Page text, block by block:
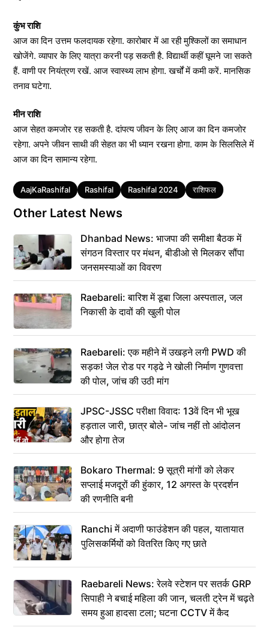
कुंभ राशि
आज का दिन उत्तम फलदायक रहेगा. कारोबार में आ रही मुश्किलों का समाधान
खोजेंगे. व्यापार के लिए यात्रा करनी पड़ सकती है. विद्यार्थी कहीं घूमने जा सकते
हैं. वाणी पर नियंत्रण रखें. आज स्वास्थ्य लाभ होगा. खर्चों में कमी करें. मानसिक
तनाव घटेगा.
मीन राशि
आज सेहत कमजोर रह सकती है. दांपत्य जीवन के लिए आज का दिन कमजोर
रहेगा. अपने जीवन साथी की सेहत का भी ध्यान रखना होगा. काम के सिलसिले में
आज का दिन सामान्य रहेगा.
Tags
AajKaRashifal Rashifal Rashifal 2024 राशिफल
Other Latest News
Dhanbad News: भाजपा की समीक्षा बैठक में
संगठन विस्तार पर मंथन, बीडीओ से मिलकर सौंपा
जनसमस्याओं का विवरण
Raebareli: बारिश में डूबा जिला अस्पताल, जल
निकासी के दावों की खुली पोल
Raebareli: एक महीने में उखड़ने लगी PWD की
सड़क! जेल रोड पर गड्ढे ने खोली निर्माण गुणवत्ता
की पोल, जांच की उठी मांग
JPSC-JSSC परीक्षा विवाद: 13वें दिन भी भूख
हड़ताल जारी, छात्र बोले- जांच नहीं तो आंदोलन
और होगा तेज
Bokaro Thermal: 9 सूत्री मांगों को लेकर
सप्लाई मजदूरों की हुंकार, 12 अगस्त के प्रदर्शन
की रणनीति बनी
Ranchi में अदाणी फाउंडेशन की पहल, यातायात
पुलिसकर्मियों को वितरित किए गए छाते
Raebareli News: रेलवे स्टेशन पर सतर्क GRP
सिपाही ने बचाई महिला की जान, चलती ट्रेन में चढ़ते
समय हुआ हादसा टला; घटना CCTV में कैद